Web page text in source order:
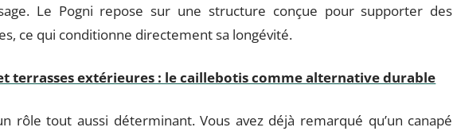
Le Pogni repose sur une structure conçue pour supporter des
ce qui conditionne directement sa longévité.
terrasses extérieures : le caillebotis comme alternative durable
rôle tout aussi déterminant. Vous avez déjà remarqué qu’un canapé